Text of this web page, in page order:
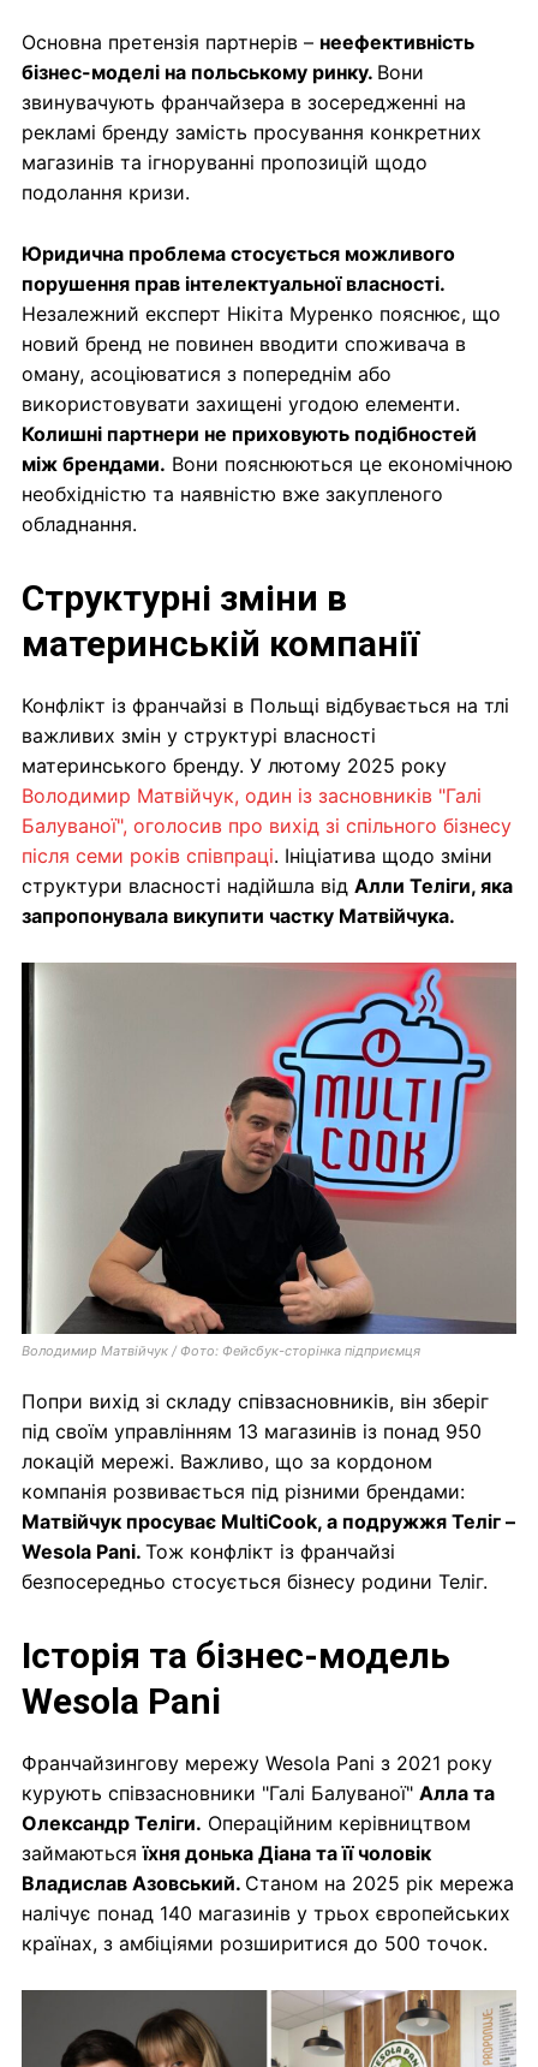
Основна претензія партнерів – неефективність
бізнес-моделі на польському ринку. Вони
звинувачують франчайзера в зосередженні на
рекламі бренду замість просування конкретних
магазинів та ігноруванні пропозицій щодо
подолання кризи.
Юридична проблема стосується можливого
порушення прав інтелектуальної власності.
Незалежний експерт Нікіта Муренко пояснює, що
новий бренд не повинен вводити споживача в
оману, асоціюватися з попереднім або
використовувати захищені угодою елементи.
Колишні партнери не приховують подібностей
між брендами. Вони пояснюються це економічною
необхідністю та наявністю вже закупленого
обладнання.
Структурні зміни в
материнській компанії
Конфлікт із франчайзі в Польщі відбувається на тлі
важливих змін у структурі власності
материнського бренду. У лютому 2025 року
Володимир Матвійчук, один із засновників "Галі
Балуваної", оголосив про вихід зі спільного бізнесу
після семи років співпраці. Ініціатива щодо зміни
структури власності надійшла від Алли Теліги, яка
запропонувала викупити частку Матвійчука.
Володимир Матвійчук / Фото: Фейсбук-сторінка підприємця
Попри вихід зі складу співзасновників, він зберіг
під своїм управлінням 13 магазинів із понад 950
локацій мережі. Важливо, що за кордоном
компанія розвивається під різними брендами:
Матвійчук просуває MultiCook, а подружжя Теліг –
Wesola Pani. Тож конфлікт із франчайзі
безпосередньо стосується бізнесу родини Теліг.
Історія та бізнес-модель
Wesola Pani
Франчайзингову мережу Wesola Pani з 2021 року
курують співзасновники "Галі Балуваної" Алла та
Олександр Теліги. Операційним керівництвом
займаютьсяїхня донька Діана та її чоловік
Владислав Азовський. Станом на 2025 рік мережа
налічує понад 140 магазинів у трьох європейських
країнах, з амбіціями розширитися до 500 точок.